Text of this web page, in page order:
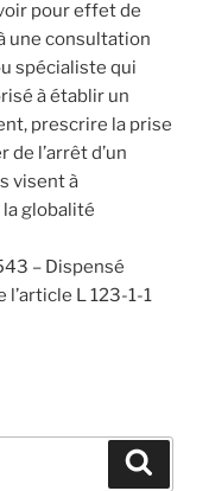
pour effet de
une consultation
spécialiste qui
à établir un
prescrire la prise
l’arrêt d’un
visent à
globalité
– Dispensé
L 123-1-1